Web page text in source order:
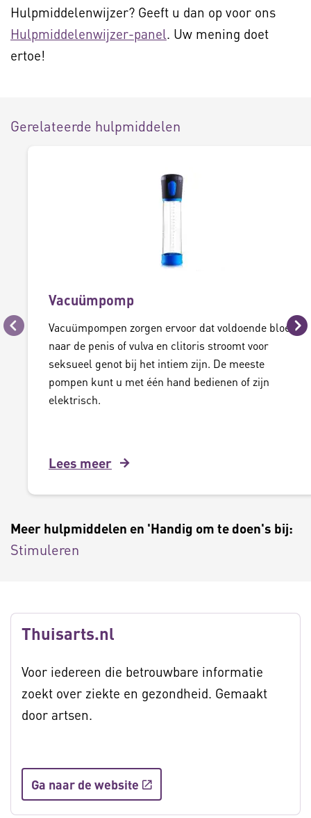
Hulpmiddelenwijzer? Geeft u dan op voor ons
Hulpmiddelenwijzer-panel. Uw mening doet
ertoe!
Gerelateerde hulpmiddelen
Vorige
Vacuümpomp
Vacuümpompen zorgen ervoor dat voldoende bloed
naar de penis of vulva en clitoris stroomt voor
seksueel genot bij het intiem zijn. De meeste
pompen kunt u met één hand bedienen of zijn
elektrisch.
Lees meer
Meer hulpmiddelen en 'Handig om te doen's bij:
Stimuleren
Thuisarts.nl
Voor iedereen die betrouwbare informatie
zoekt over ziekte en gezondheid. Gemaakt
door artsen.
Ga naar de website